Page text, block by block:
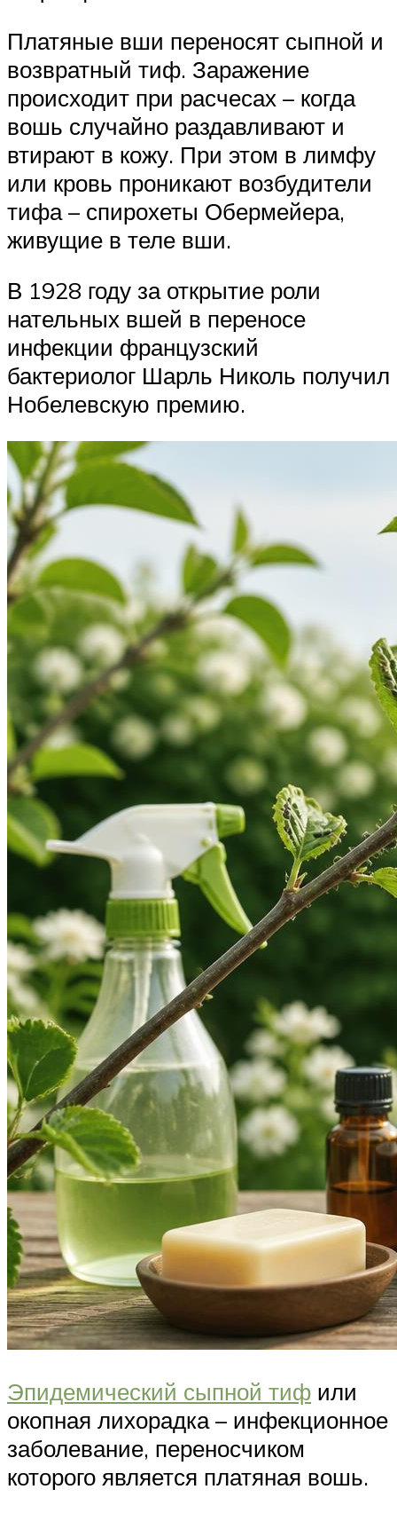
Платяные вши переносят сыпной и
возвратный тиф. Заражение
происходит при расчесах – когда
вошь случайно раздавливают и
втирают в кожу. При этом в лимфу
или кровь проникают возбудители
тифа – спирохеты Обермейера,
живущие в теле вши.
В 1928 году за открытие роли
нательных вшей в переносе
инфекции французский
бактериолог Шарль Николь получил
Нобелевскую премию.
Эпидемический сыпной тиф или
окопная лихорадка – инфекционное
заболевание, переносчиком
которого является платяная вошь.